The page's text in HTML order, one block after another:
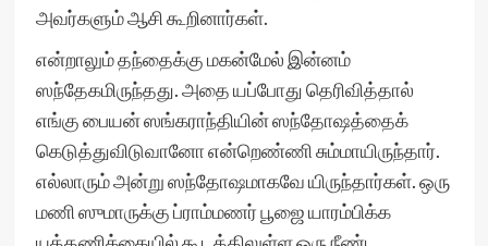
அவர்களும் ஆசி கூறினார்கள்.
என்றாலும் தந்தைக்கு மகன்மேல் இன்னம்
ஸந்தேகமிருந்தது. அதை யப்போது தெரிவித்தால்
எங்கு பையன் ஸங்கராந்தியின் ஸந்தோஷத்தைக்
கெடுத்துவிடுவானோ என்றெண்ணி சும்மாயிருந்தார்.
எல்லாரும் அன்று ஸந்தோஷமாகவே யிருந்தார்கள். ஒரு
மணி ஸுமாருக்கு ப்ராம்மணர் பூஜை யாரம்பிக்க